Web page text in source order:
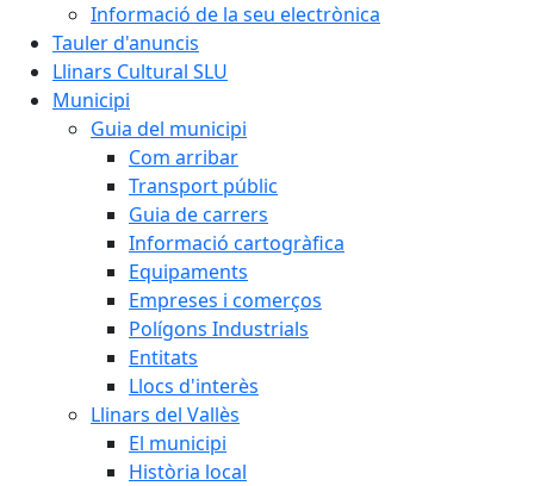
Informació de la seu electrònica
Tauler d'anuncis
Llinars Cultural SLU
Municipi
Guia del municipi
Com arribar
Transport públic
Guia de carrers
Informació cartogràfica
Equipaments
Empreses i comerços
Polígons Industrials
Entitats
Llocs d'interès
Llinars del Vallès
El municipi
Història local